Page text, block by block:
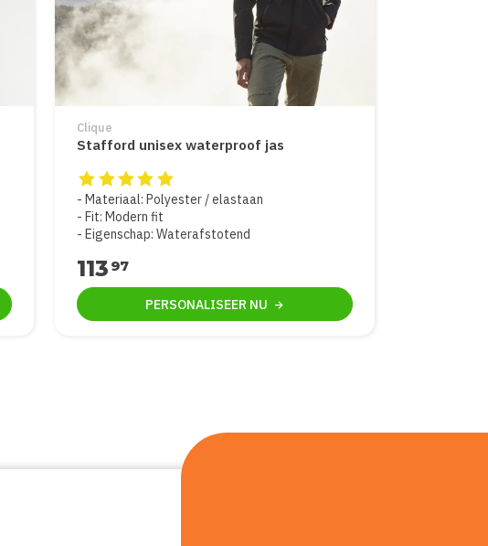
Clique
Stafford unisex waterproof jas
De beoordeling van dit product is
Materiaal: Polyester / elastaan
Fit: Modern fit
Eigenschap: Waterafstotend
113 97
PERSONALISEER NU